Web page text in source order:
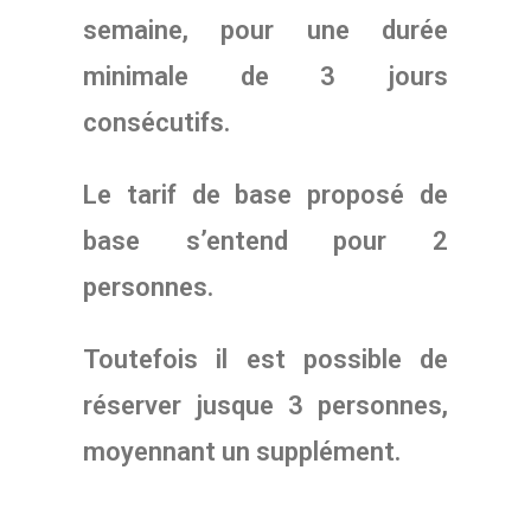
semaine, pour une durée
minimale de 3 jours
consécutifs.
Le tarif de base proposé de
base s’entend pour 2
personnes.
Toutefois il est possible de
réserver jusque 3 personnes,
moyennant un supplément.